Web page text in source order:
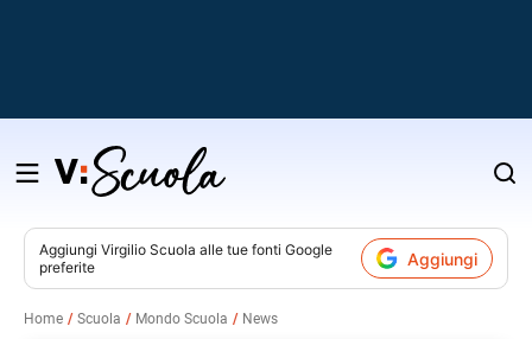
Salta
contenuto
Aggiungi Virgilio Scuola alle tue fonti Google
preferite
Aggiungi
Home Scuola Mondo Scuola News